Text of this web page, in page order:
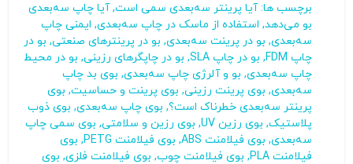
برچسب ها: آیا پرینتر سه‌بعدی سمی است,آیا چاپ سه‌بعدی
بو می‌دهد, استفاده از ماسک در چاپ سه‌بعدی, ایمنی چاپ
سه‌بعدی, بو در پرینت سه‌بعدی, بو در پرینترهای صنعتی, بو در
چاپ FDM
, بو در چاپ SLA , بو در چاپگرهای رزینی, بو در محیط
چاپ سه‌بعدی, بو و آلرژی چاپ سه‌بعدی, بوی بد چاپ
سه‌بعدی, بوی پرینت رزینی, بوی پرینت و حساسیت, بوی
پرینتر سه‌بعدی خطرناک است؟, بوی چاپ سه‌بعدی, بوی ذوب
پلاستیک, بوی رزین UV , بوی رزین و سلامتی, بوی سمی چاپ
سه‌بعدی, بوی فیلامنت ABS , بوی فیلامنت PETG , بوی
فیلامنت PLA
, بوی فیلامنت چوب, بوی فیلامنت فلزی, بوی